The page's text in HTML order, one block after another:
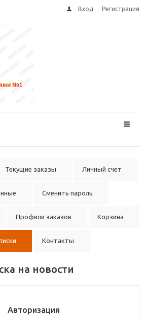
Вход Регистрация
Текущие заказы Личный счет
Сменить пароль
Профили заказов Корзина
Контакты
на новости
Авторизация